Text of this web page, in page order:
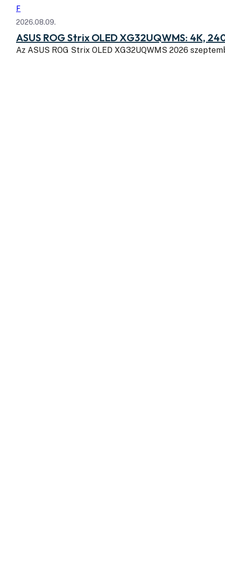
F
2026.08.09.
ASUS ROG Strix OLED XG32UQWMS: 4K,
Az ASUS ROG Strix OLED XG32UQWMS 2026